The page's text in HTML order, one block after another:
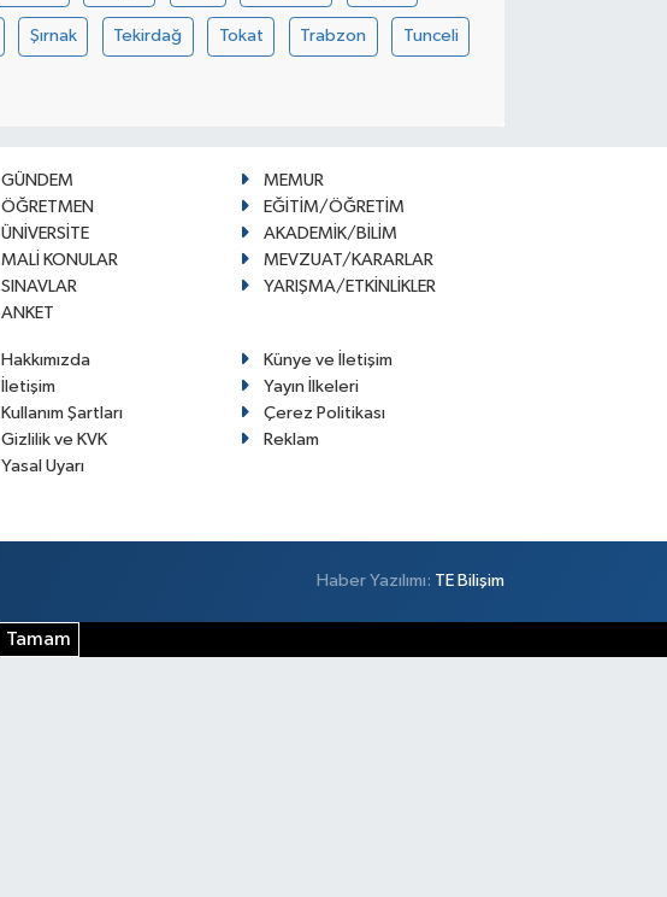
Şırnak Tekirdağ Tokat Trabzon Tunceli
GÜNDEM
MEMUR
ÖĞRETMEN
EĞİTİM/ÖĞRETİM
ÜNİVERSİTE
AKADEMİK/BİLİM
MALİ KONULAR
MEVZUAT/KARARLAR
SINAVLAR
YARIŞMA/ETKİNLİKLER
ANKET
Hakkımızda
Künye ve İletişim
İletişim
Yayın İlkeleri
Kullanım Şartları
Çerez Politikası
Gizlilik ve KVK
Reklam
Yasal Uyarı
Haber Yazılımı: TE Bilişim
Tamam